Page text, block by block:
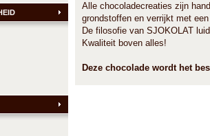
Alle chocoladecreaties zijn
grondstoffen en verrijkt met
De filosofie van SJOKOLAT
Kwaliteit boven alles!
Deze chocolade wordt het